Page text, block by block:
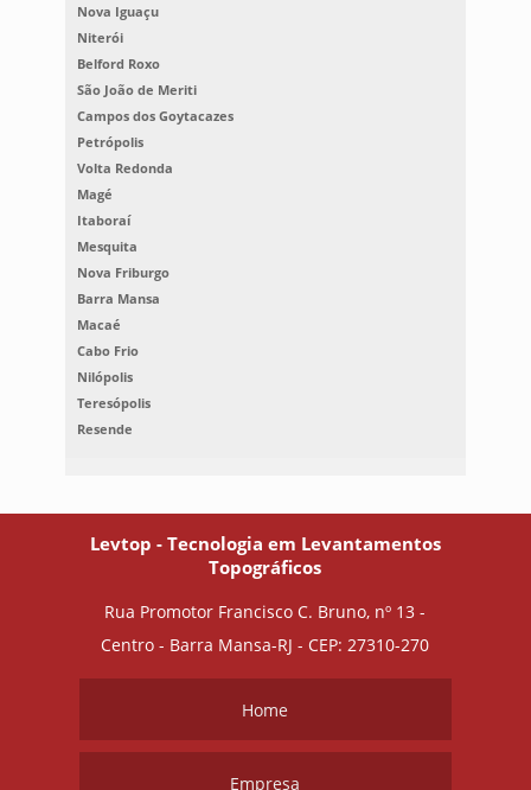
Nova Iguaçu
Niterói
Belford Roxo
São João de Meriti
Campos dos Goytacazes
Petrópolis
Volta Redonda
Magé
Itaboraí
Mesquita
Nova Friburgo
Barra Mansa
Macaé
Cabo Frio
Nilópolis
Teresópolis
Resende
Levtop - Tecnologia em Levantamentos
Topográficos
Rua Promotor Francisco C. Bruno, nº 13 -
Centro - Barra Mansa-RJ - CEP: 27310-270
Home
Empresa